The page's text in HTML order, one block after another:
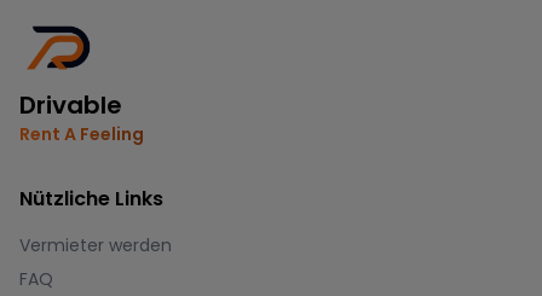
Drivable
Rent A Feeling
Nützliche Links
Vermieter werden
FAQ